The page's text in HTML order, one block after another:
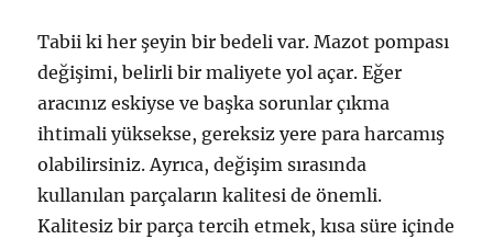
Tabii ki her şeyin bir bedeli var. Mazot pompası
değişimi, belirli bir maliyete yol açar. Eğer
aracınız eskiyse ve başka sorunlar çıkma
ihtimali yüksekse, gereksiz yere para harcamış
olabilirsiniz. Ayrıca, değişim sırasında
kullanılan parçaların kalitesi de önemli.
Kalitesiz bir parça tercih etmek, kısa süre içinde